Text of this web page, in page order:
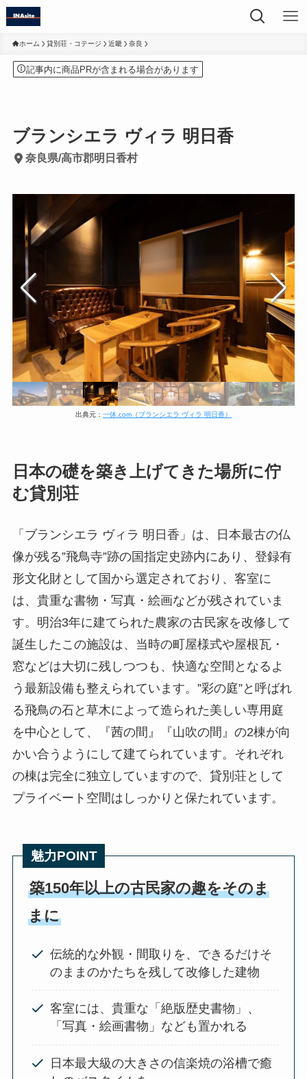
ホーム 貸別荘・コテージ 近畿 奈良
記事内に商品PRが含まれる場合があります
ブランシエラ ヴィラ 明日香
奈良県/高市郡明日香村
出典元： 一休.com（ブランシエラ ヴィラ 明日香）
日本の礎を築き上げてきた場所に佇
む貸別荘
「ブランシエラ ヴィラ 明日香」は、日本最古の仏
像が残る”飛鳥寺”跡の国指定史跡内にあり、登録有
形文化財として国から選定されており、客室に
は、貴重な書物・写真・絵画などが残されていま
す。明治3年に建てられた農家の古民家を改修して
誕生したこの施設は、当時の町屋様式や屋根瓦・
窓などは大切に残しつつも、快適な空間となるよ
う最新設備も整えられています。”彩の庭”と呼ばれ
る飛鳥の石と草木によって造られた美しい専用庭
を中心として、『茜の間』『山吹の間』の2棟が向
かい合うようにして建てられています。それぞれ
の棟は完全に独立していますので、貸別荘として
プライベート空間はしっかりと保たれています。
魅力POINT
築150年以上の古民家の趣をそのま
まに
伝統的な外観・間取りを、できるだけそ
のままのかたちを残して改修した建物
客室には、貴重な「絶版歴史書物」、
「写真・絵画書物」なども置かれる
日本最大級の大きさの信楽焼の浴槽で癒